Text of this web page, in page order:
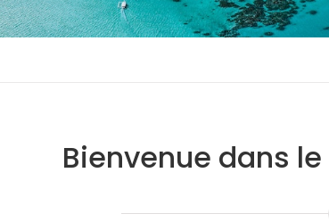
Bienvenue dans